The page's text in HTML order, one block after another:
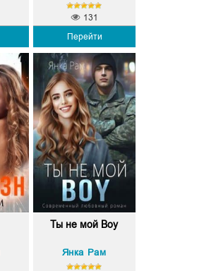
Перейти
131
Ты не мой Boy
Янка Рам